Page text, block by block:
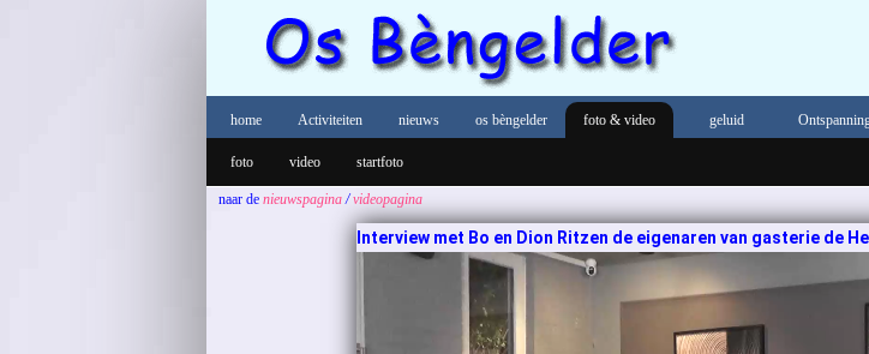
home Activiteiten nieuws os bèngelder foto & video
foto video startfoto
geluid
naar de nieuwspagina/videopagina
Interview met Bo en Dion Ritzen de eigenaren van gasterie de